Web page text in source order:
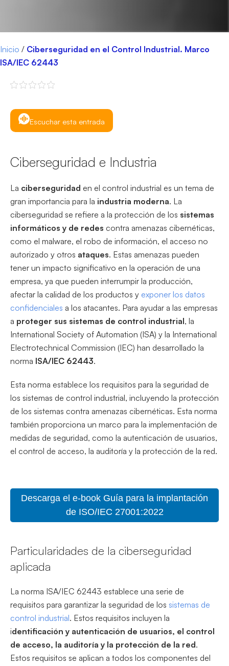
Inicio / Ciberseguridad en el Control Industrial. Marco
ISA/IEC 62443
Escuchar esta entrada
Ciberseguridad e Industria
La ciberseguridad en el control industrial es un tema de
gran importancia para la industria moderna. La
ciberseguridad se refiere a la protección de los sistemas
informáticos y de redes contra amenazas cibernéticas,
como el malware, el robo de información, el acceso no
autorizado y otros ataques. Estas amenazas pueden
tener un impacto significativo en la operación de una
empresa, ya que pueden interrumpir la producción,
afectar la calidad de los productos y exponer los datos
confidenciales a los atacantes. Para ayudar a las empresas
a proteger sus sistemas de control industrial, la
International Society of Automation (ISA) y la International
Electrotechnical Commission (IEC) han desarrollado la
norma ISA/IEC 62443.
Esta norma establece los requisitos para la seguridad de
los sistemas de control industrial, incluyendo la protección
de los sistemas contra amenazas cibernéticas. Esta norma
también proporciona un marco para la implementación de
medidas de seguridad, como la autenticación de usuarios,
el control de acceso, la auditoría y la protección de la red.
Descarga el e-book Guía para la implantación
de ISO/IEC 27001:2022
Particularidades de la ciberseguridad
aplicada
La norma ISA/IEC 62443 establece una serie de
requisitos para garantizar la seguridad de los sistemas de
control industrial. Estos requisitos incluyen la
identificación y autenticación de usuarios, el control
de acceso, la auditoría y la protección de la red.
Estos requisitos se aplican a todos los componentes del